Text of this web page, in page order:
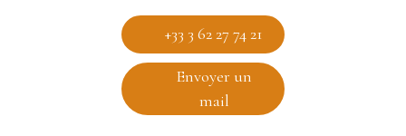
+33 3 62 27 74 21
Envoyer un
mail